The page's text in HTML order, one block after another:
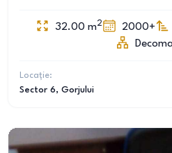
32.00 m2 2000+
Locație:
Sector 6, Gorjului